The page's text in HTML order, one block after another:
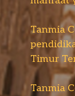
Tanmia
Timur
Tanmia